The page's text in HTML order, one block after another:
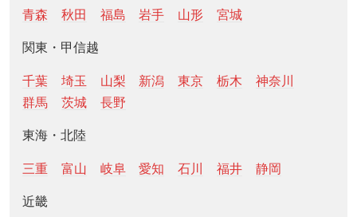
青森 秋田 福島 岩手 山形 宮城
関東・甲信越
千葉 埼玉 山梨 新潟 東京 栃木
神奈川
群馬
茨城 長野
東海・北陸
三重 富山 岐阜 愛知 石川 福井 静岡
近畿